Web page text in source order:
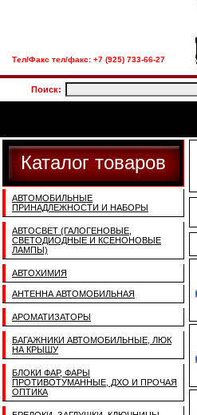
Тел/Факс тел/факс: +7 (925) 733-66-27
Поиск:
Каталог товаров
АВТОМОБИЛЬНЫЕ
ПРИНАДЛЕЖНОСТИ И НАБОРЫ
АВТОСВЕТ (ГАЛОГЕНОВЫЕ,
СВЕТОДИОДНЫЕ И КСЕНОНОВЫЕ
ЛАМПЫ)
АВТОХИМИЯ
АНТЕННА АВТОМОБИЛЬНАЯ
АРОМАТИЗАТОРЫ
БАГАЖНИКИ АВТОМОБИЛЬНЫЕ, ЛЮК
НА КРЫШУ
БЛОКИ ФАР, ФАРЫ
ПРОТИВОТУМАННЫЕ, ДХО И ПРОЧАЯ
ОПТИКА